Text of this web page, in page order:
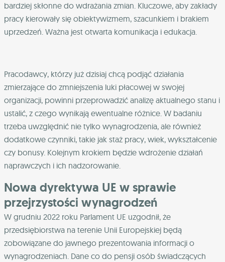
bardziej skłonne do wdrażania zmian. Kluczowe, aby zakłady
pracy kierowały się obiektywizmem, szacunkiem i brakiem
uprzedzeń. Ważna jest otwarta komunikacja i edukacja.
Pracodawcy, którzy już dzisiaj chcą podjąć działania
zmierzające do zmniejszenia luki płacowej w swojej
organizacji, powinni przeprowadzić analizę aktualnego stanu i
ustalić, z czego wynikają ewentualne różnice. W badaniu
trzeba uwzględnić nie tylko wynagrodzenia, ale również
dodatkowe czynniki, takie jak staż pracy, wiek, wykształcenie
czy bonusy. Kolejnym krokiem będzie wdrożenie działań
naprawczych i ich nadzorowanie.
Nowa dyrektywa UE w sprawie
przejrzystości wynagrodzeń
W grudniu 2022 roku Parlament UE uzgodnił, że
przedsiębiorstwa na terenie Unii Europejskiej będą
zobowiązane do jawnego prezentowania informacji o
wynagrodzeniach. Dane co do pensji osób świadczących